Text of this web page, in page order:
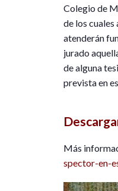
Colegio de
de los
atenderán
jurado
de alguna
prevista en
Más
spector-en-